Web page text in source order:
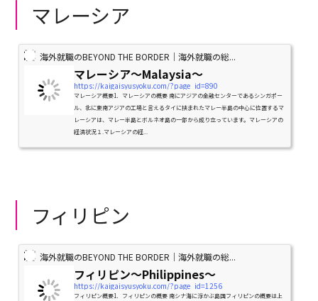
マレーシア
海外就職のBEYOND THE BORDER｜海外就職の総...
マレーシア〜Malaysia〜
https://kaigaisyusyoku.com/?page_id=890
マレーシア概要1．マレーシアの概要 南にアジアの金融センターであるシンガポー
ル、北に東南アジアの工場と言えるタイに挟まれたマレー半島の中心に位置するマ
レーシアは、マレー半島とボルネオ島の一部から成り立っています。マレーシアの
経済状況１.マレーシアの経...
フィリピン
海外就職のBEYOND THE BORDER｜海外就職の総...
フィリピン〜Philippines〜
https://kaigaisyusyoku.com/?page_id=1256
フィリピン概要1．フィリピンの概要 南シナ海に浮かぶ島国フィリピンの概要は上